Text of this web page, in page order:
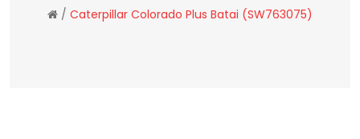
/ Caterpillar Colorado Plus Batai (SW763075)